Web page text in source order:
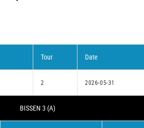
Tour Date
2 2026-05-31
BISSEN 3 (A)